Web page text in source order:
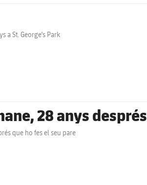
a St. George's Park
28 anys després
que ho fes el seu pare